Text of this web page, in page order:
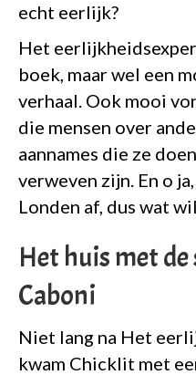
echt eerlijk?
Het
boek, maar wel een
verhaal. Ook mooi
die mensen over
aannames die ze
verweven zijn. En o
Londen af, dus wat
Het huis met
Caboni
Niet lang na Het
kwam Chicklit met